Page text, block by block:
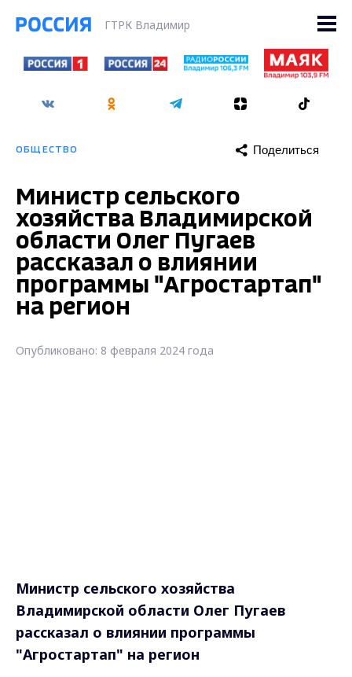
ГТРК Владимир
ОБЩЕСТВО Поделиться
Министр сельского
хозяйства Владимирской
области Олег Пугаев
рассказал о влиянии
программы "Агростартап"
на регион
Опубликовано: 8 февраля 2024 года
Министр сельского хозяйства
Владимирской области Олег Пугаев
рассказал о влиянии программы
"Агростартап" на регион